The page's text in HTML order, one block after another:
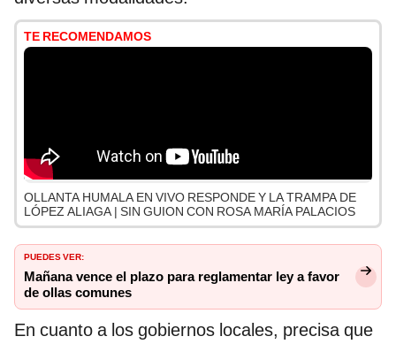
TE RECOMENDAMOS
OLLANTA HUMALA EN VIVO RESPONDE Y LA TRAMPA DE
LÓPEZ ALIAGA | SIN GUION CON ROSA MARÍA PALACIOS
PUEDES VER:
Mañana vence el plazo para reglamentar ley a favor
de ollas comunes
En cuanto a los gobiernos locales, precisa que